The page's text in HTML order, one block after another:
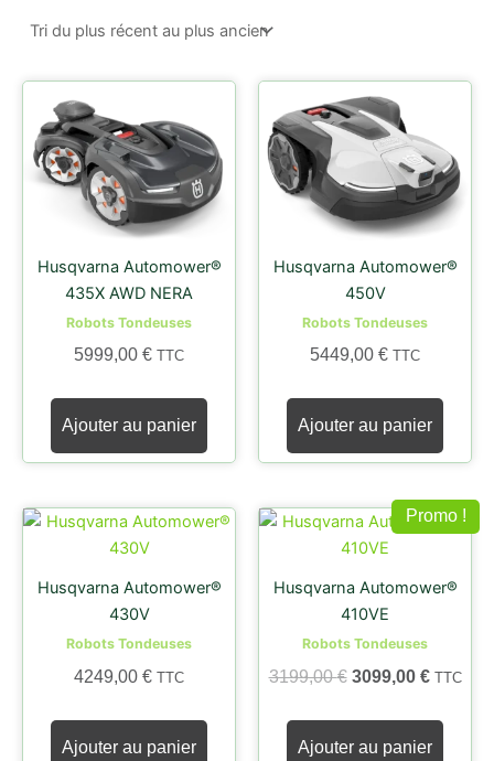
au
Husqvarna Automower®
435X AWD NERA
Robots Tondeuses
5999,00 € TTC
Ajouter au panier
Husqvarna Automower®
450V
Robots Tondeuses
5449,00 € TTC
Ajouter au panier
Husqvarna Automower®
430V
Robots Tondeuses
4249,00 € TTC
Ajouter au panier
Promo !
Husqvarna Automower®
410VE
Robots Tondeuses
3199,00€
Le
prix
initial
était :
3099,00 €
Le
actuel
TTC
Ajouter au panier